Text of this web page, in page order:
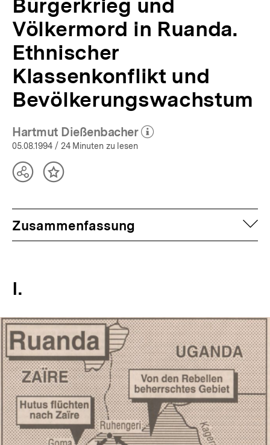
Bürgerkrieg und
Völkermord in Ruanda.
Ethnischer
Klassenkonflikt und
Bevölkerungswachstum
Hartmut Dießenbacher
(Mehr zum Autor)
05.08.1994 / 24 Minuten zu lesen
TeilenInhalt
Zusammenfassung
I.